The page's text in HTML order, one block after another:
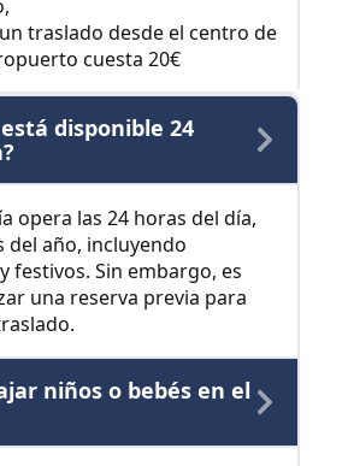
traslado desde el centro de
cuesta 20€
disponible 24
opera las 24 horas del día,
del año, incluyendo
festivos. Sin embargo, es
una reserva previa para
niños o bebés en el